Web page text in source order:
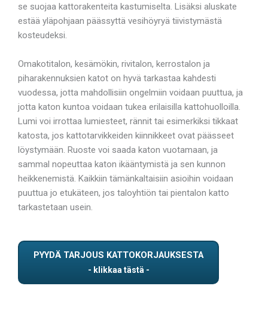
se suojaa kattorakenteita kastumiselta. Lisäksi aluskate
estää yläpohjaan päässyttä vesihöyryä tiivistymästä
kosteudeksi.
Omakotitalon, kesämökin, rivitalon, kerrostalon ja
piharakennuksien katot on hyvä tarkastaa kahdesti
vuodessa, jotta mahdollisiin ongelmiin voidaan puuttua, ja
jotta katon kuntoa voidaan tukea erilaisilla kattohuolloilla.
Lumi voi irrottaa lumiesteet, rännit tai esimerkiksi tikkaat
katosta, jos kattotarvikkeiden kiinnikkeet ovat päässeet
löystymään. Ruoste voi saada katon vuotamaan, ja
sammal nopeuttaa katon ikääntymistä ja sen kunnon
heikkenemistä. Kaikkiin tämänkaltaisiin asioihin voidaan
puuttua jo etukäteen, jos taloyhtiön tai pientalon katto
tarkastetaan usein.
PYYDÄ TARJOUS KATTOKORJAUKSESTA